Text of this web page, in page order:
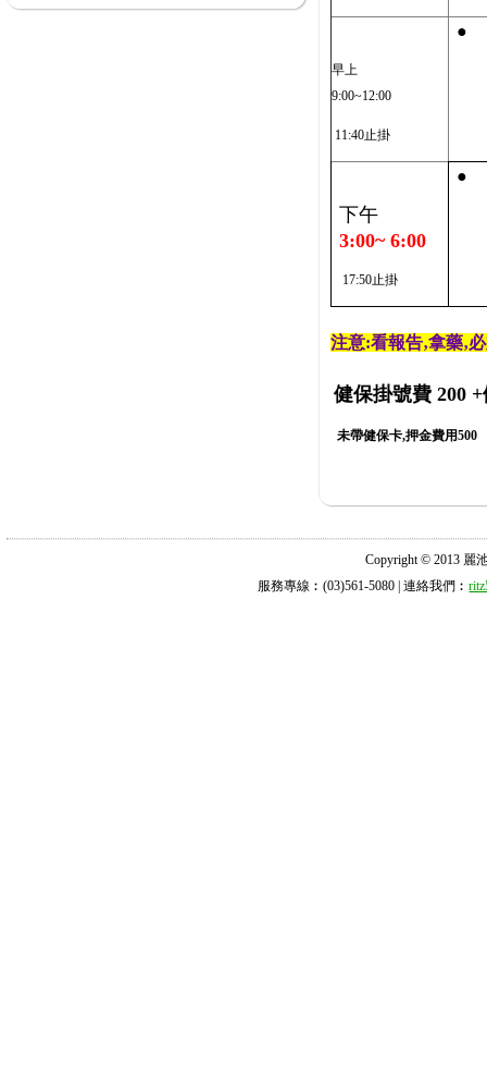
早上
9:00~12:00
11:40止掛
●
下午
3:00~ 6:00
17:50止掛
●
注意:看報告‚拿藥‚
健保掛號費 200 +
未帶健保卡,押金費用500
Copyright © 2013 麗
服務專線︰(03)561-5080 | 連絡我們︰